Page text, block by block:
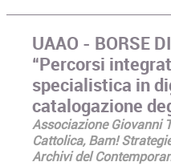
UAAO - BORSE
“Percorsi
specialistica in
catalogazione
Associazione Giovanni
Cattolica, Bam!
Archivi del